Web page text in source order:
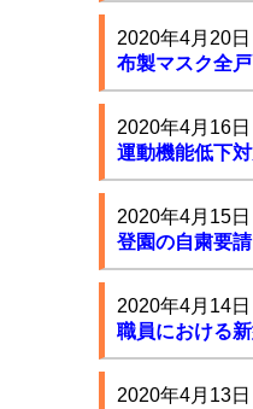
2020年4月20日
布製マスク全
2020年4月16日
運動機能低下
2020年4月15日
登園の自粛要
2020年4月14日
職員における
2020年4月13日